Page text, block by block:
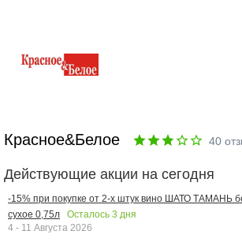
Красное&Белое 40
Действующие акции на сегодня
-15% при покупке от 2-х штук вино ШАТО ТАМАНЬ
сухое 0,75л
Осталось 3 дня
4 - 11 Августа 2026